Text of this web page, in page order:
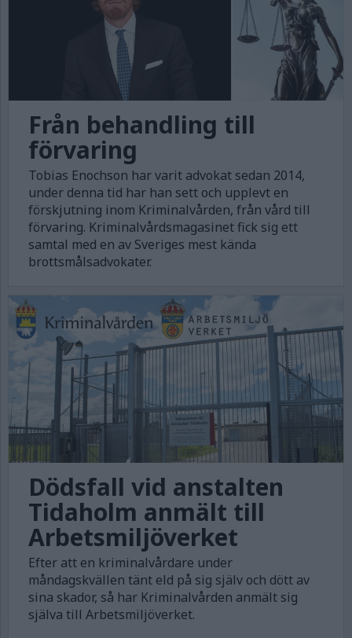
Från behandling till
förvaring
Tobias Enochson har varit advokat sedan 2014,
under denna tid har han sett och upplevt en
förskjutning inom Kriminalvården, från vård till
förvaring. Kriminalvårdsmagasinet fick sig ett
samtal med en av Sveriges mest kända
brottsmålsadvokater.
Dödsfall vid anstalten
Tidaholm anmält till
Arbetsmiljöverket
Efter att en kriminalvårdare under
måndagskvällen tänt eld på sig själv och dött av
sina skador, så har Kriminalvården anmält sig
själva till Arbetsmiljöverket.